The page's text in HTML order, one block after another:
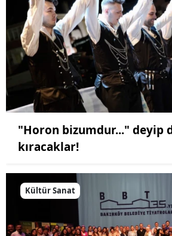
"Horon bizumdur..." deyip
kıracaklar!
Kültür Sanat